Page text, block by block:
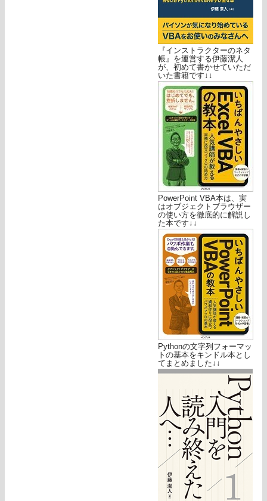
『インストラクターのネタ
帳』を運営する伊藤潔人
が、初めて書かせていただ
いた書籍です↓↓
PowerPoint VBA本は、実
はオブジェクトブラウザー
の使い方を徹底的に解説し
た本です↓↓
Pythonの文字列フォーマッ
トの基本をキンドル本とし
てまとめました↓↓